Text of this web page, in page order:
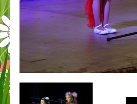
День эколят
ГОД ДОШКОЛЬНОГО
ГО ЧС